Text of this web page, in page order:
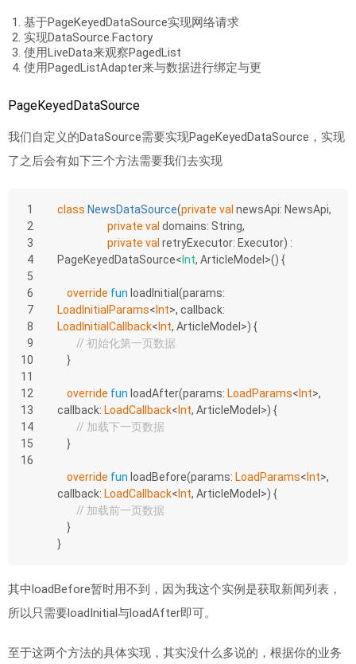
基于PageKeyedDataSource实现网络请求
实现DataSource.Factory
使用LiveData来观察PagedList
使用PagedListAdapter来与数据进行绑定与更
PageKeyedDataSource
我们自定义的DataSource需要实现PageKeyedDataSource，实现
了之后会有如下三个方法需要我们去实现
1
2
3
4
5
6
7
8
9
10
11
12
13
14
15
16
class NewsDataSource(private val newsApi: NewsApi,
private val domains: String,
private val retryExecutor: Executor) :
PageKeyedDataSource< Int, ArticleModel>() {
override fun loadInitial
LoadInitialParams< Int
LoadInitialCallback< Int, ArticleModel>) {
// 初始化第一页数据
    }
override fun loadAfter(params: LoadParams< Int>,
callback: LoadCallback< Int, ArticleModel>) {
// 加载下一页数据
    }
override fun loadBefore(params: LoadParams< Int>,
callback: LoadCallback< Int, ArticleModel>) {
// 加载前一页数据
    }
}
其中loadBefore暂时用不到，因为我这个实例是获取新闻列表，
所以只需要loadInitial与loadAfter即可。
至于这两个方法的具体实现，其实没什么多说的，根据你的业务